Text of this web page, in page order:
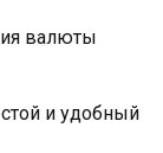
валюты
и удобный